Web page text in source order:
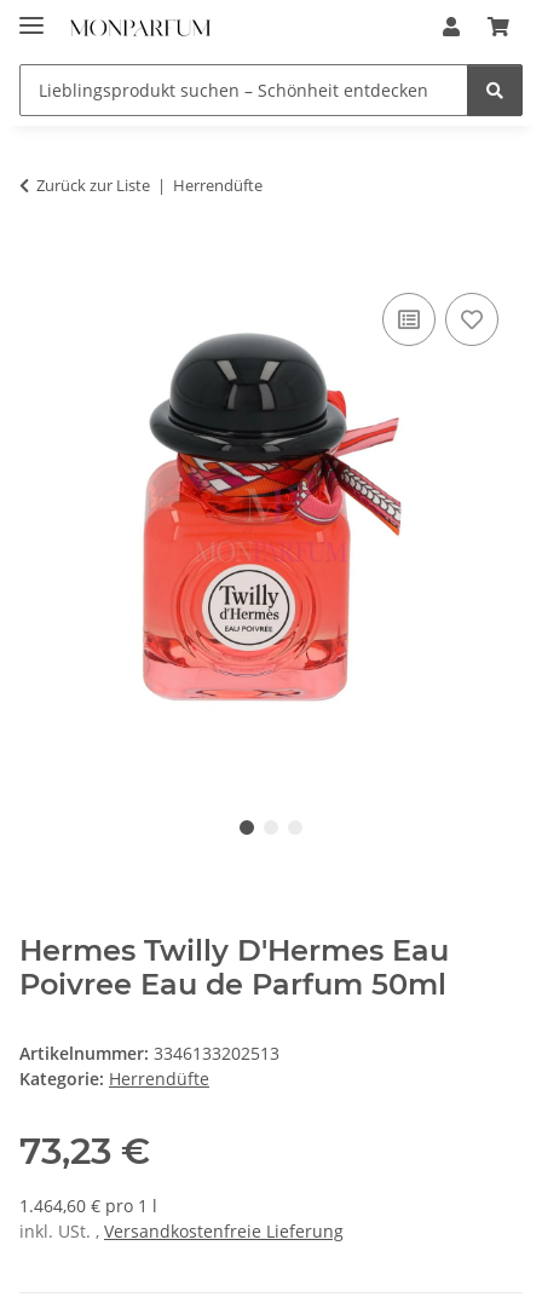
Zurück zur Liste Herrendüfte
Hermes Twilly D'Hermes Eau
Poivree Eau de Parfum 50ml
Artikelnummer: 3346133202513
Kategorie: Herrendüfte
73,23 €
1.464,60 € pro 1 l
inkl. USt. , Versandkostenfreie Lieferung